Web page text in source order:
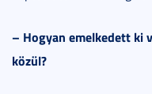
– Hogyan emelkedett ki
közül?